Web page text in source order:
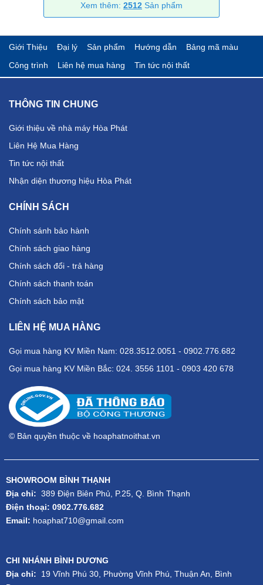
Xem thêm: 2512Sản phẩm
Giới Thiệu Đại lý Sản phẩm Hướng dẫn
Bảng mã màu
Công trình
Liên hệ mua hàng Tin tức nội thất
THÔNG TIN CHUNG
Giới thiệu về nhà máy Hòa Phát
Liên Hệ Mua Hàng
Tin tức nội thất
Nhận diện thương hiệu Hòa Phát
CHÍNH SÁCH
Chính sánh bảo hành
Chính sách giao hàng
Chính sách đổi - trả hàng
Chính sách thanh toán
Chính sách bảo mật
LIÊN HỆ MUA HÀNG
Gọi mua hàng KV Miền Nam: 028.3512.0051 - 0902.776.682
Gọi mua hàng KV Miền Bắc: 024. 3556 1101 - 0903 420 678
© Bản quyền thuộc về hoaphatnoithat.vn
SHOWROOM BÌNH THẠNH
Địa chỉ: 389 Điện Biên Phủ, P.25, Q. Bình Thạnh
Điện thoại: 0902.776.682
Email: hoaphat710@gmail.com
CHI NHÁNH BÌNH DƯƠNG
Địa chỉ: 19 Vĩnh Phú 30, Phường Vĩnh Phú, Thuận An, Bình